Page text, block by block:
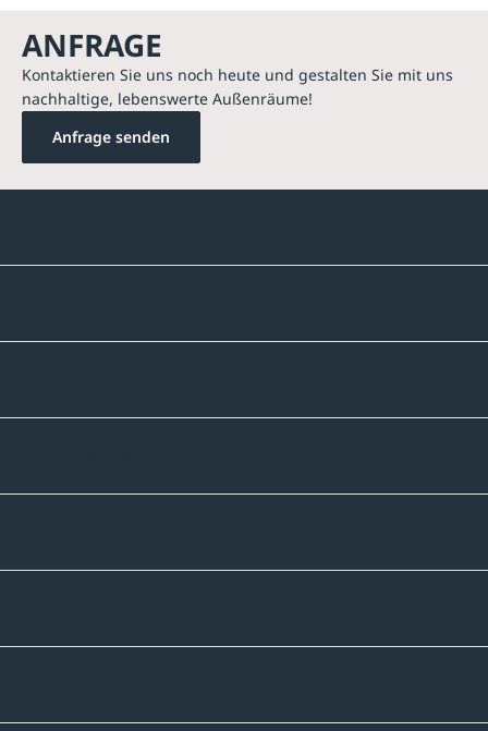
ANFRAGE
Kontaktieren Sie uns noch heute und gestalten Sie mit uns
nachhaltige, lebenswerte Außenräume!
Anfrage senden